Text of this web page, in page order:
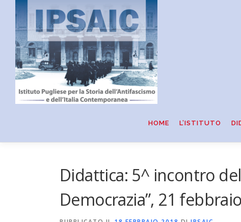
Passa
contenuto
HOME L’ISTITUTO
Didattica: 5^ incontro
Democrazia”, 21